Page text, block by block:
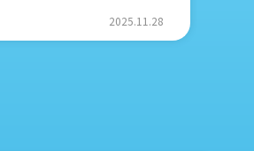
2025.11.28